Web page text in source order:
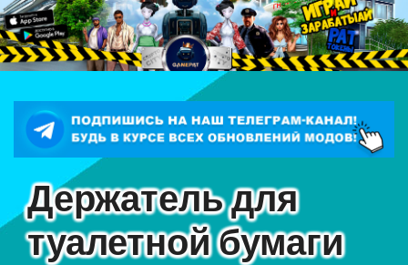
Держатель для
туалетной бумаги